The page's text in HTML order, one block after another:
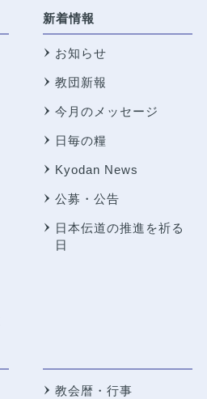
新着情報
お知らせ
教団新報
今月のメッセージ
日毎の糧
Kyodan News
公募・公告
日本伝道の推進を祈る
日
教会暦・行事